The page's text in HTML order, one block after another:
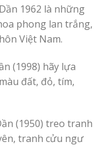
1962 là những
phong lan trắng,
Việt Nam.
(1998) hãy lựa
đất, đỏ, tím,
(1950) treo tranh
tranh cửu ngư